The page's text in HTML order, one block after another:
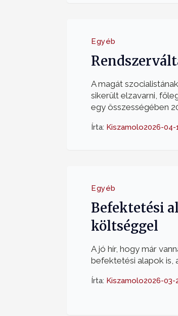
Egyéb
A magát
sikerült elzavarni,
egy összességében
Írta: Kiszamolo2026-04-
Egyéb
Befektetési
költséggel
A jó hír, hogy már
befektetési alapok is,
Írta: Kiszamolo2026-03-